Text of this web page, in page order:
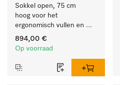
Sokkel open, 75 cm
hoog voor het
ergonomisch vullen en
legen van de wasmachine
en droogkast.
894,00 €
Op voorraad